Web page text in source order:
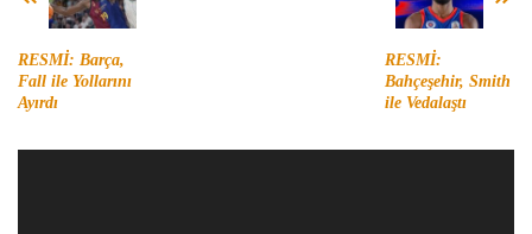
RESMİ: Barça,
Fall ile Yollarını
Ayırdı
RESMİ:
Bahçeşehir, Smith
ile Vedalaştı